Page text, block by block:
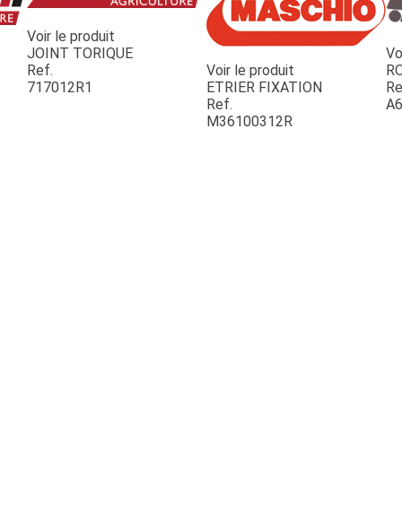
JOUET
ESPACES VERTS
Voir le produit
JOINT TORIQUE
Ref.
717012R1
Voir le produit
ETRIER FIXATION
Ref.
M36100312R